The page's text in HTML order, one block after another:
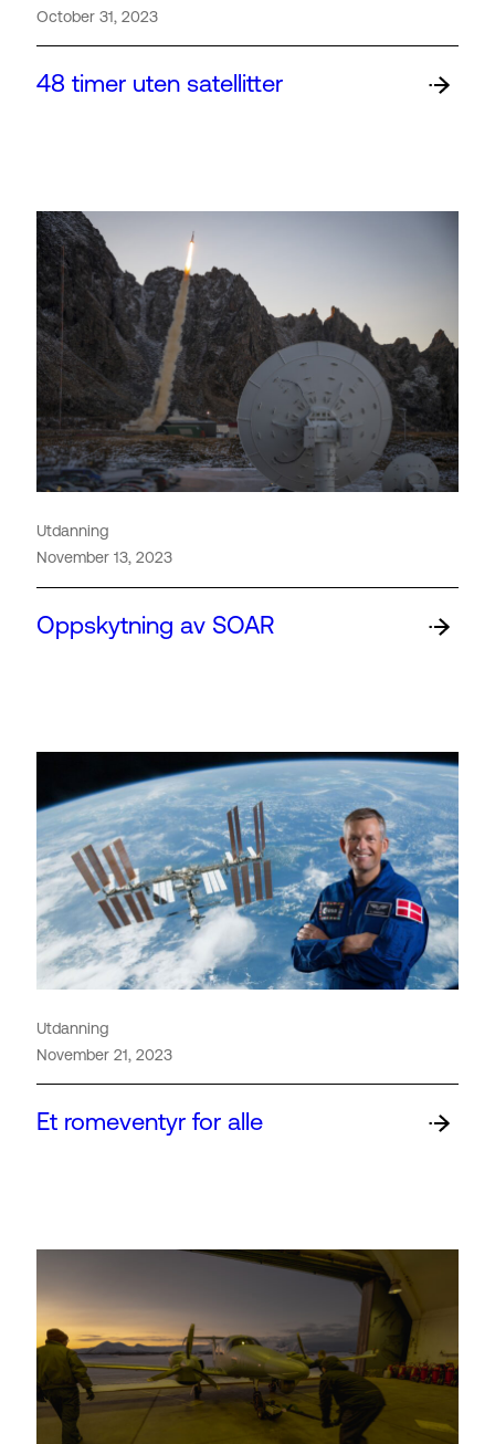
October 31, 2023
48 timer uten satellitter
Utdanning
November 13, 2023
Oppskytning av SOAR
Utdanning
November 21, 2023
Et romeventyr for alle